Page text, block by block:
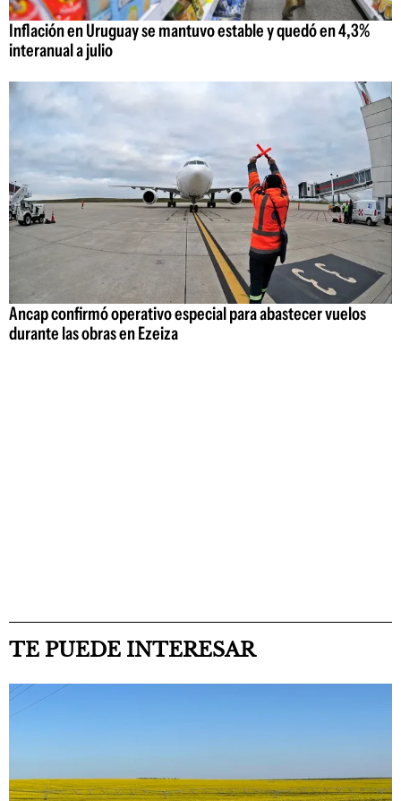
Inflación en Uruguay se mantuvo estable y quedó en 4,3%
interanual a julio
Ancap confirmó operativo especial para abastecer vuelos
durante las obras en Ezeiza
TE PUEDE INTERESAR